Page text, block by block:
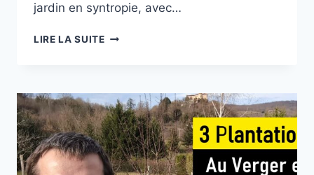
jardin en syntropie, avec…
LIRE LA SUITEPLANTS
VOTRE
JARDIN
EN
SYNTROPIE
À
LA